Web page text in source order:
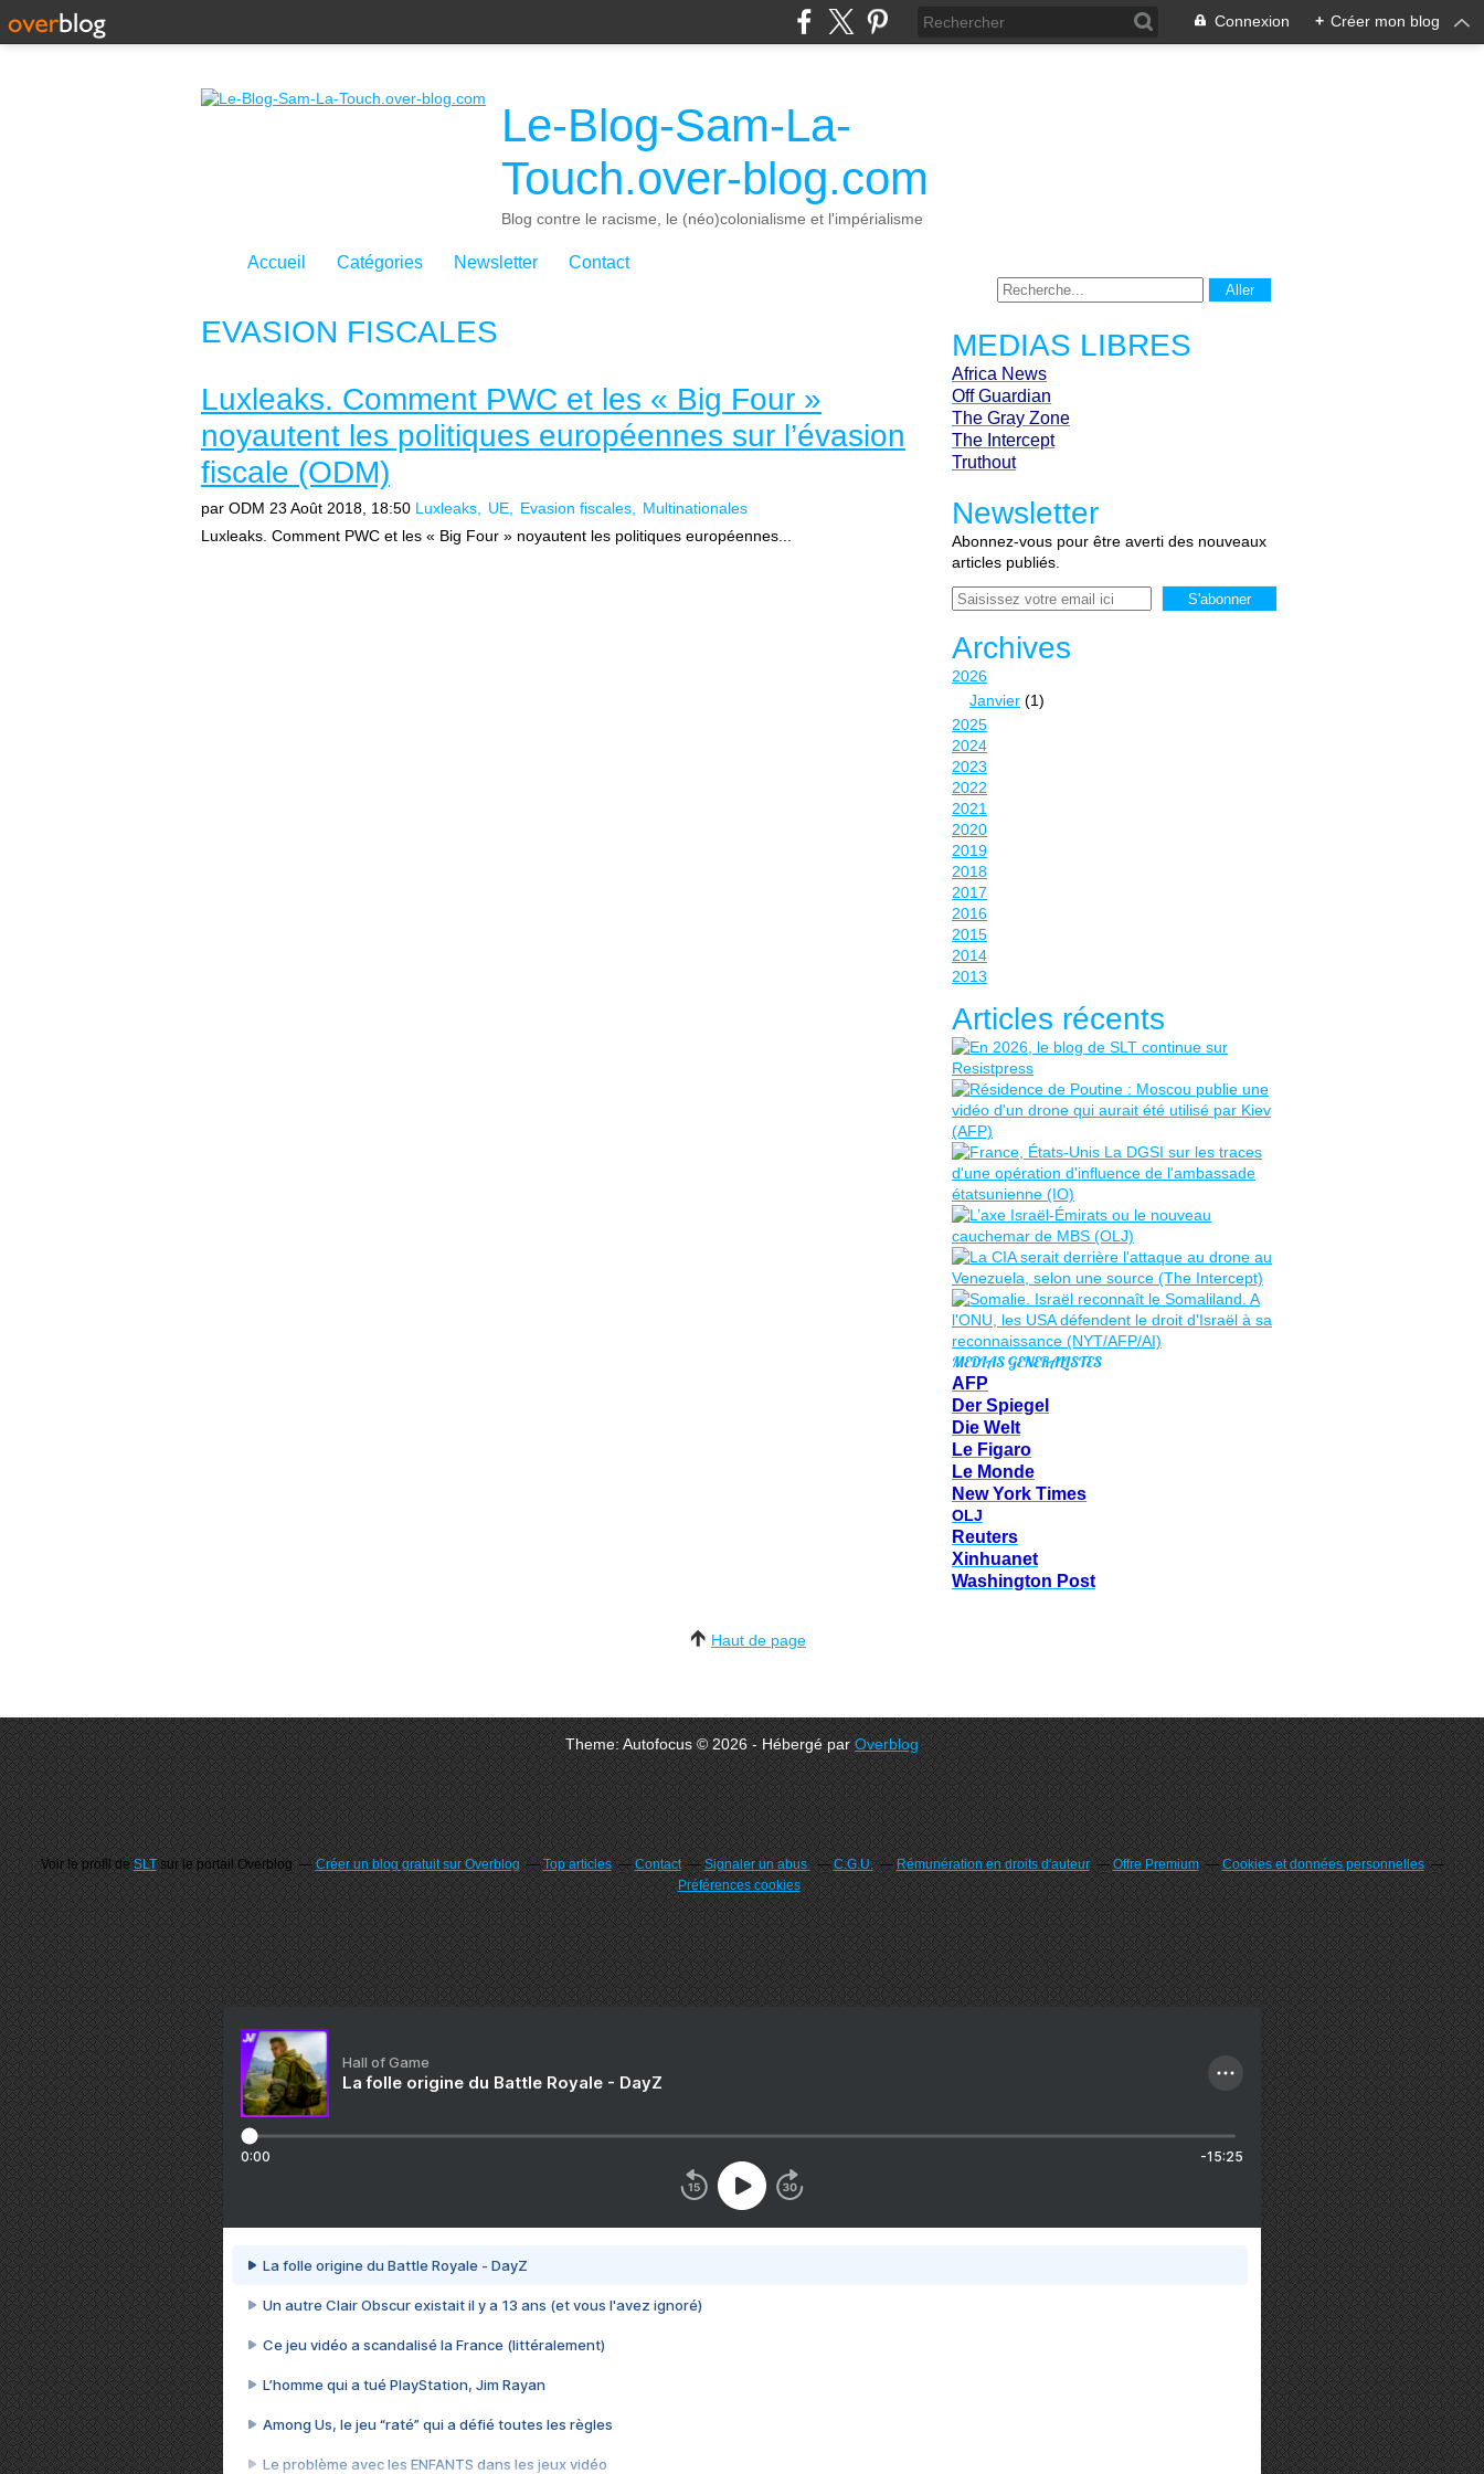
Connexion + Créer mon blog
Le-Blog-Sam-La-
Touch.over-blog.com
Blog contre le racisme, le (néo)colonialisme et l'impérialisme
Accueil Catégories Newsletter Contact
EVASION FISCALES
Luxleaks. Comment PWC et les « Big Four »
noyautent les politiques européennes sur l’évasion
fiscale (ODM)
par ODM 23 Août 2018, 18:50 Luxleaks UE Evasion fiscales
Multinationales
Luxleaks. Comment PWC et les « Big Four » noyautent les politiques européennes...
MEDIAS LIBRES
Africa News
Off Guardian
The Gray Zone
The Intercept
Truthout
Newsletter
Abonnez-vous pour être averti des nouveaux
articles publiés.
Email
Archives
2026
Janvier (1)
2025
2024
2023
2022
2021
2020
2019
2018
2017
2016
2015
2014
2013
Articles récents
MEDIAS GENERALISTES
AFP
Der Spiegel
Die Welt
Le Figaro
Le Monde
New York Times
OLJ
Reuters
Xinhuanet
Washington Post
Haut de page
Theme: Autofocus © 2026 - Hébergé parOverblog
Voir le profil deSLTsur le portail Overblog Créer un blog gratuit sur Overblog Top articles Contact Signaler un abus C.G.U. Rémunération en droits d'auteur Offre Premium
Cookies et données personnelles
Préférences cookies
Hall of Game
La folle origine du Battle Royale - DayZ
0:00 -15:25
La folle origine du Battle Royale - DayZ
Un autre Clair Obscur existait il y a 13 ans (et vous l'avez ignoré)
Ce jeu vidéo a scandalisé la France (littéralement)
L’homme qui a tué PlayStation, Jim Rayan
Among Us, le jeu “raté” qui a défié toutes les règles
Le problème avec les ENFANTS dans les jeux vidéo